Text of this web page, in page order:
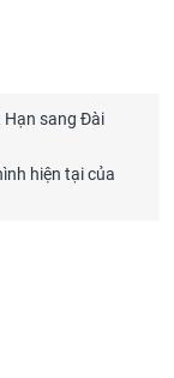
Hạn sang Đài
hiện tại của